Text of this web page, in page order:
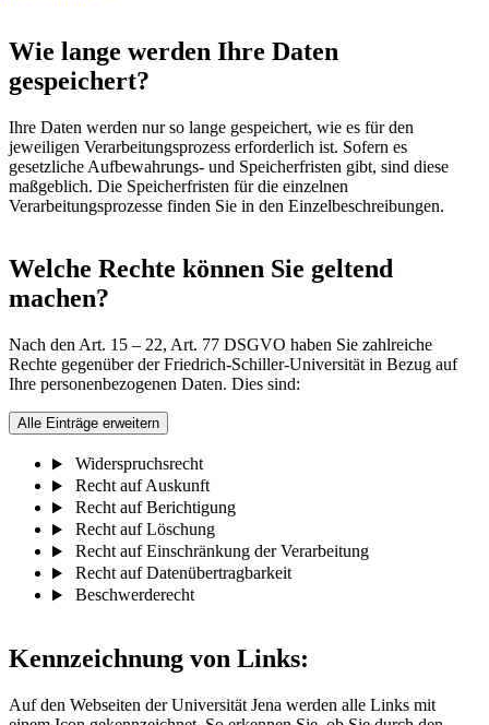
Wie lange werden Ihre Daten
gespeichert?
Ihre Daten werden nur so lange gespeichert, wie es für den
jeweiligen Verarbeitungsprozess erforderlich ist. Sofern es
gesetzliche Aufbewahrungs- und Speicherfristen gibt, sind diese
maßgeblich. Die Speicherfristen für die einzelnen
Verarbeitungsprozesse finden Sie in den Einzelbeschreibungen.
Welche Rechte können Sie geltend
machen?
Nach den Art. 15 – 22, Art. 77 DSGVO haben Sie zahlreiche
Rechte gegenüber der Friedrich-Schiller-Universität in Bezug auf
Ihre personenbezogenen Daten. Dies sind:
Alle Einträge erweitern
Widerspruchsrecht
Recht auf Auskunft
Recht auf Berichtigung
Recht auf Löschung
Recht auf Einschränkung der Verarbeitung
Recht auf Datenübertragbarkeit
Beschwerderecht
Kennzeichnung von Links:
Auf den Webseiten der Universität Jena werden alle Links mit